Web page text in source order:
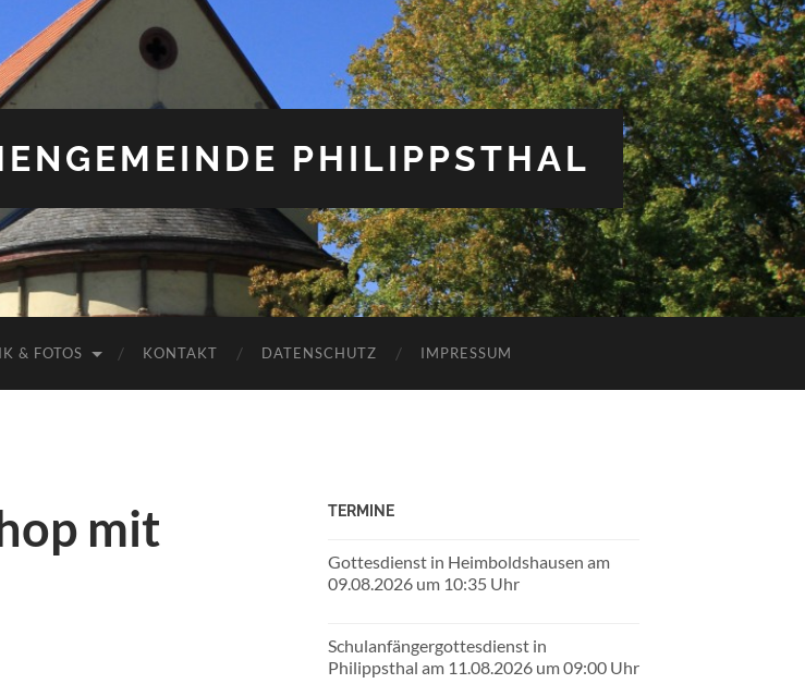
PHILIPPSTHAL
& FOTOS KONTAKT DATENSCHUTZ IMPRESSUM
mit
TERMINE
Gottesdienst in Heimboldshausen am
09.08.2026 um 10:35 Uhr
Schulanfängergottesdienst in
Philippsthal am 11.08.2026 um 09:00 Uhr